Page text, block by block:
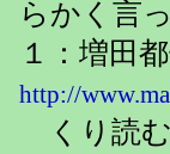
らかく言
１：増田
http://
くり読む